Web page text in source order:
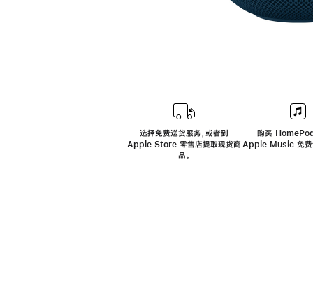
选择免费送货服务，或者到
Apple Store 零售店提取现货商
品。
购买
Apple Music 免费